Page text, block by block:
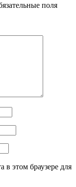
поля
в этом браузере для